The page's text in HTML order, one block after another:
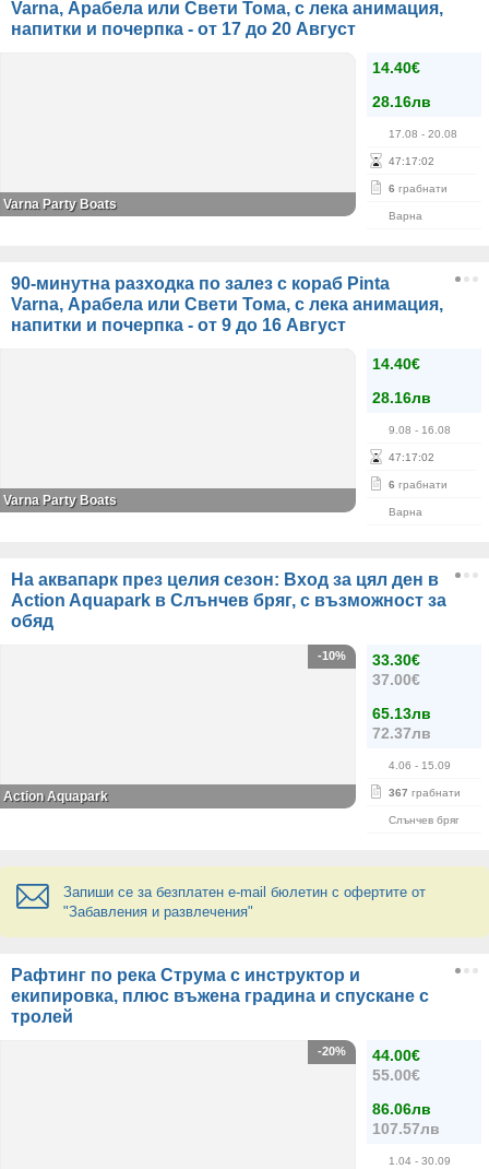
Varna, Арабела или Свети Тома, с лека анимация,
напитки и почерпка - от 17 до 20 Август
14.40€
28.16лв
17.08 - 20.08
47:17:02
6 грабнати
Варна
Varna Party Boats
90-минутна разходка по залез с кораб Pinta
Varna, Арабела или Свети Тома, с лека анимация,
напитки и почерпка - от 9 до 16 Август
14.40€
28.16лв
9.08 - 16.08
47:17:02
6 грабнати
Варна
Varna Party Boats
На аквапарк през целия сезон: Вход за цял ден в
Action Aquapark в Слънчев бряг, с възможност за
обяд
33.30€
37.00€
65.13лв
72.37лв
4.06 - 15.09
367 грабнати
Слънчев бряг
-10%
Action Aquapark
Запиши се за безплатен e-mail бюлетин с офертите от
"Забавления и развлечения"
Рафтинг по река Струма с инструктор и
екипировка, плюс въжена градина и спускане с
тролей
44.00€
55.00€
86.06лв
107.57лв
1.04 - 30.09
-20%